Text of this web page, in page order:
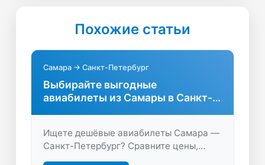
Похожие статьи
Самара → Санкт-Петербург
Выбирайте выгодные
авиабилеты из Самары в Санкт-
Ищете дешёвые авиабилеты Самара —
Санкт-Петербург? Сравните цены,